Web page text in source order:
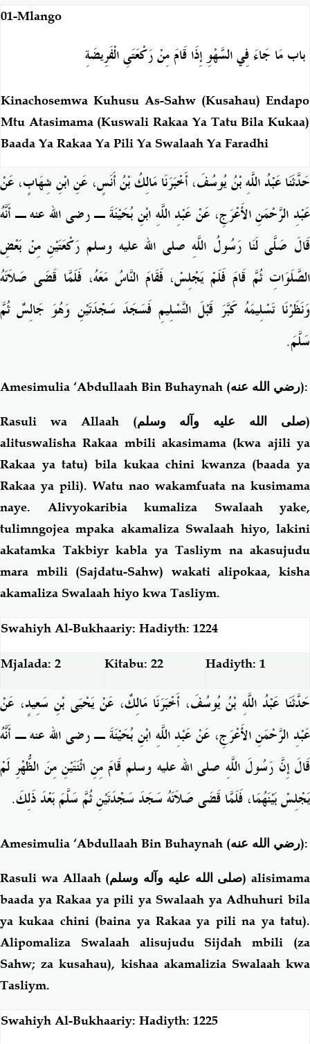
01-Mlango
باب مَا جَاءَ فِي السَّهْوِ إِذَا قَامَ مِنْ رَكْعَتَىِ الْفَرِيضَةِ
Kinachosemwa Kuhusu As-Sahw (Kusahau) Endapo
Mtu Atasimama (Kuswali Rakaa Ya Tatu Bila Kukaa)
Baada Ya Rakaa Ya Pili Ya Swalaah Ya Faradhi
حَدَّثَنَا عَبْدُ اللَّهِ بْنُ يُوسُفَ، أَخْبَرَنَا مَالِكُ بْنُ أَنَسٍ، عَنِ ابْنِ شِهَابٍ، عَنْ
عَبْدِ الرَّحْمَنِ الأَعْرَجِ، عَنْ عَبْدِ اللَّهِ ابْنِ بُحَيْنَةَ ـ رضى الله عنه ـ أَنَّهُ
قَالَ صَلَّى لَنَا رَسُولُ اللَّهِ صلى الله عليه وسلم رَكْعَتَيْنِ مِنْ بَعْضِ
الصَّلَوَاتِ ثُمَّ قَامَ فَلَمْ يَجْلِسْ، فَقَامَ النَّاسُ مَعَهُ، فَلَمَّا قَضَى صَلاَتَهُ
وَنَظَرْنَا تَسْلِيمَهُ كَبَّرَ قَبْلَ التَّسْلِيمِ فَسَجَدَ سَجْدَتَيْنِ وَهُوَ جَالِسٌ ثُمَّ
سَلَّمَ‏.‏
Amesimulia ‘Abdullaah Bin Buhaynah (رضي الله عنه):
Rasuli wa Allaah (صلى الله عليه وآله وسلم)
alituswalisha Rakaa mbili akasimama (kwa ajili ya
Rakaa ya tatu) bila kukaa chini kwanza (baada ya
Rakaa ya pili). Watu nao wakamfuata na kusimama
naye. Alivyokaribia kumaliza Swalaah yake,
tulimngojea mpaka akamaliza Swalaah hiyo, lakini
akatamka Takbiyr kabla ya Tasliym na akasujudu
mara mbili (Sajdatu-Sahw) wakati alipokaa, kisha
akamaliza Swalaah hiyo kwa Tasliym.
Swahiyh Al-Bukhaariy: Hadiyth: 1224
Mjalada: 2 Kitabu: 22 Hadiyth: 1
حَدَّثَنَا عَبْدُ اللَّهِ بْنُ يُوسُفَ، أَخْبَرَنَا مَالِكٌ، عَنْ يَحْيَى بْنِ سَعِيدٍ، عَنْ
عَبْدِ الرَّحْمَنِ الأَعْرَجِ، عَنْ عَبْدِ اللَّهِ ابْنِ بُحَيْنَةَ ـ رضى الله عنه ـ أَنَّهُ
قَالَ إِنَّ رَسُولَ اللَّهِ صلى الله عليه وسلم قَامَ مِنِ اثْنَتَيْنِ مِنَ الظُّهْرِ لَمْ
يَجْلِسْ بَيْنَهُمَا، فَلَمَّا قَضَى صَلاَتَهُ سَجَدَ سَجْدَتَيْنِ ثُمَّ سَلَّمَ بَعْدَ ذَلِكَ‏.‏
Amesimulia ‘Abdullaah Bin Buhaynah (رضي الله عنه):
Rasuli wa Allaah (صلى الله عليه وآله وسلم) alisimama
baada ya Rakaa ya pili ya Swalaah ya Adhuhuri bila
ya kukaa chini (baina ya Rakaa ya pili na ya tatu).
Alipomaliza Swalaah alisujudu Sijdah mbili (za
Sahw; za kusahau), kishaa akamalizia Swalaah kwa
Tasliym.
Swahiyh Al-Bukhaariy: Hadiyth: 1225